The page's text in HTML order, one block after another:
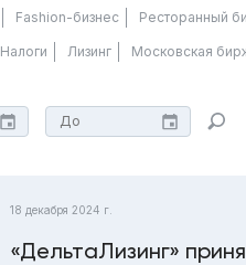
Fashion-бизнес Ресторанный
Налоги Лизинг Московская
18 декабря 2024 г.
«ДельтаЛизинг»